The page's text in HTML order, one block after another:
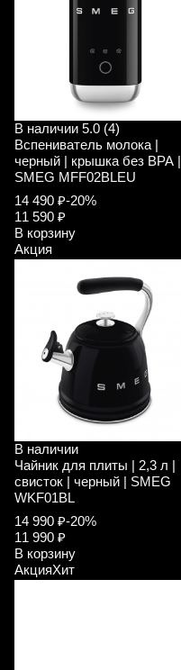
В наличии 5.0 (4)
Вспениватель молока |
черный | крышка без ВРА |
SMEG MFF02BLEU
14 490 ₽-20%
11 590 ₽
В корзину
Акция
В наличии
Чайник для плиты | 2,3 л |
свисток | черный | SMEG
WKF01BL
14 990 ₽-20%
11 990 ₽
В корзину
АкцияХит